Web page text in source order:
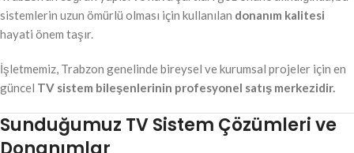
sistemlerin uzun ömürlü olması için kullanılan donanım kalitesi
hayati önem taşır.
İşletmemiz, Trabzon genelinde bireysel ve kurumsal projeler için en
güncel TV sistem bileşenlerinin profesyonel satış merkezidir.
Sunduğumuz TV Sistem Çözümleri ve